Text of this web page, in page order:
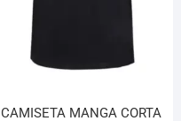
CAMISETA MANGA CORTA